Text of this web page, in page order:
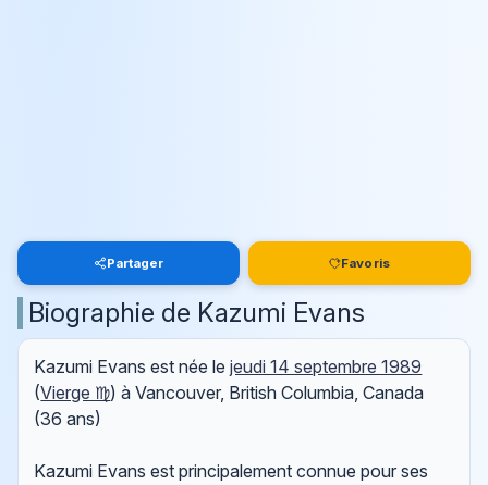
Partager Favoris
Biographie de Kazumi Evans
Kazumi Evans est née lejeudi 14 septembre 1989
(Vierge ♍) à Vancouver, British Columbia, Canada
(36 ans)
Kazumi Evans est principalement connue pour ses